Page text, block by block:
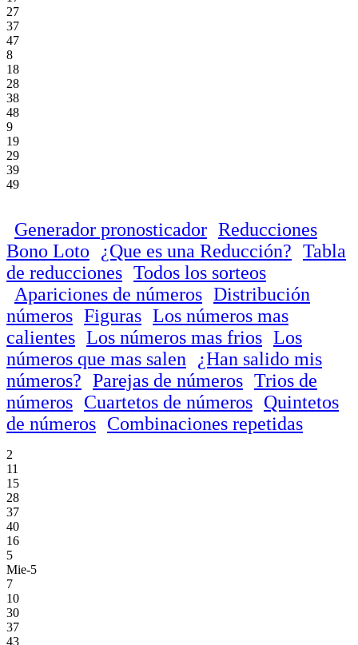
27
37
47
8
18
28
38
48
9
19
29
39
49
Generador pronosticador Reducciones
Bono Loto
¿Que es una Reducción? Tabla
de reducciones Todos los sorteos
Apariciones de números Distribución
números Figuras Los números mas
calientes Los números mas frios Los
números que mas salen
¿Han salido mis
números? Parejas de números Trios de
números Cuartetos de números Quintetos
de números Combinaciones repetidas
2
11
15
28
37
40
16
5
Mie-5
7
10
30
37
43